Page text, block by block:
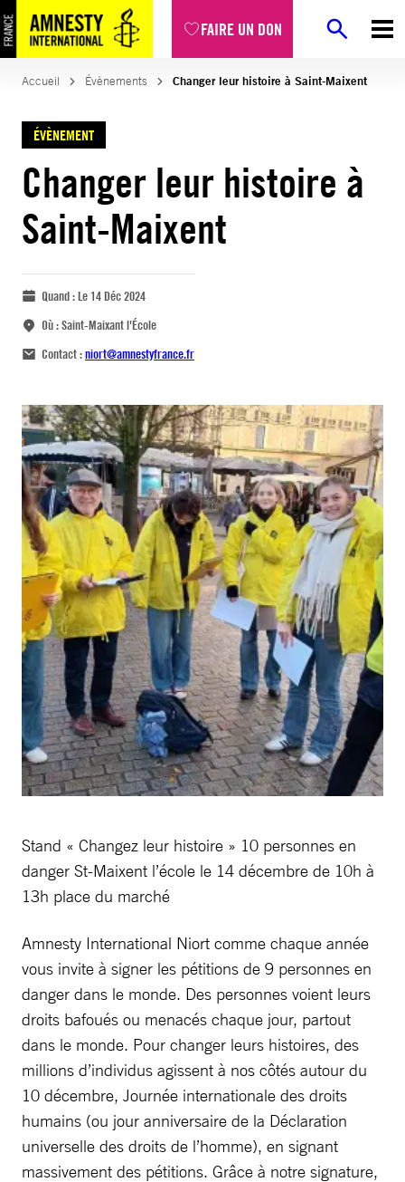
FAIRE UN DON
Accueil Évènements Changer leur histoire à Saint-Maixent
ÉVÈNEMENT
Changer leur histoire à
Saint-Maixent
Quand :Le 14 Déc 2024
Où :Saint-Maixant l'École
Contact :niort@amnestyfrance.fr
Stand « Changez leur histoire » 10 personnes en
danger St-Maixent l’école le 14 décembre de 10h à
13h place du marché
Amnesty International Niort comme chaque année
vous invite à signer les pétitions de 9 personnes en
danger dans le monde. Des personnes voient leurs
droits bafoués ou menacés chaque jour, partout
dans le monde. Pour changer leurs histoires, des
millions d’individus agissent à nos côtés autour du
10 décembre, Journée internationale des droits
humains (ou jour anniversaire de la Déclaration
universelle des droits de l’homme), en signant
massivement des pétitions. Grâce à notre signature,